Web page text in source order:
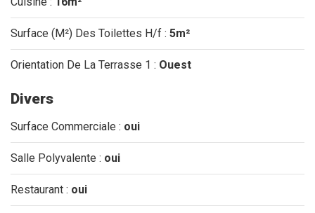
Surface (M²) Des Toilettes H/f : 5m²
Orientation De La Terrasse 1 : Ouest
Divers
Surface Commerciale : oui
Salle Polyvalente : oui
Restaurant : oui